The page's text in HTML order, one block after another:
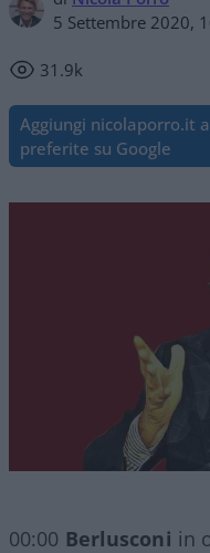
5 Settembre 2020,
31.9k
Aggiungi nicolaporro.it
preferite su Google
00:00 Berlusconi in